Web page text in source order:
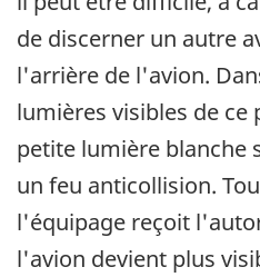
de discerner un autre
l'arrière de l'avion.
lumières visibles de ce
petite lumière blanche
un feu anticollision.
l'équipage reçoit
l'avion devient plus